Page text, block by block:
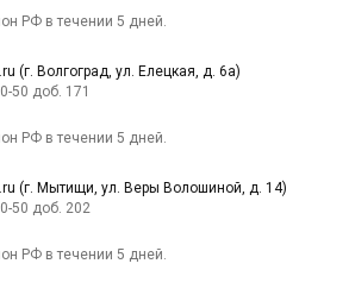
РФ в течении 5 дней.
(г. Волгоград, ул. Елецкая, д. 6а)
50 доб. 171
РФ в течении 5 дней.
(г. Мытищи, ул. Веры Волошиной, д. 14)
50 доб. 202
РФ в течении 5 дней.